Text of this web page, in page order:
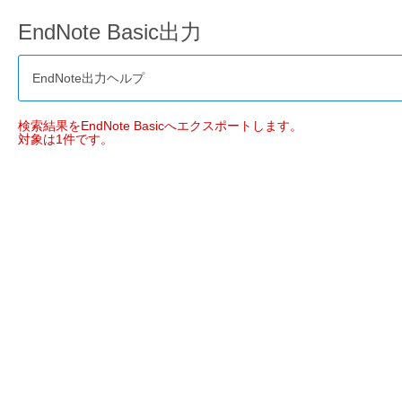
EndNote Basic出力
EndNote出力ヘルプ
検索結果をEndNote Basicへエクスポートします。
対象は1件です。